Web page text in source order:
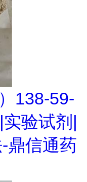
138-59-
验试剂|
鼎信通药